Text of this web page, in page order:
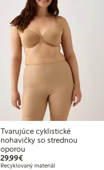
Tvarujúce cyklistické
nohavičky so strednou
oporou
29,99€29,99 €
Recyklovaný materiál